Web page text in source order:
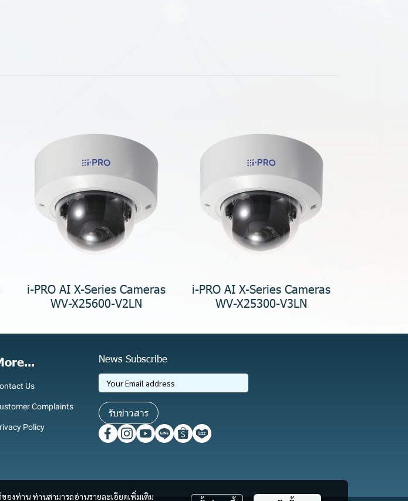
i-PRO AI X-Series Cameras
WV-X25600-V2LN
i-PRO AI X-Series Cameras
WV-X25300-V3LN
งท่าน ท่านสามารถอ่านรายละเอียดเพิ่มเติม
Us
Complaints
Policy
News Subscribe
รับข่าวสาร